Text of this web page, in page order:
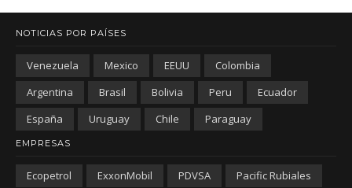
NOTICIAS POR PAÍSES
Venezuela Mexico EEUU
Colombia
Argentina
Brasil Bolivia Peru
Ecuador
España
Uruguay Chile Paraguay
EMPRESAS
Ecopetrol ExxonMobil PDVSA
Pacific Rubiales